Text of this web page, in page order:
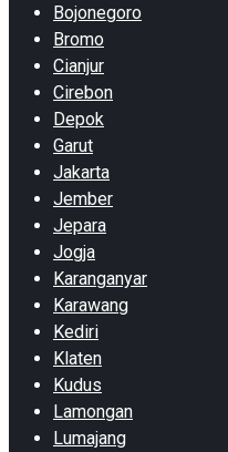
Bojonegoro
Bromo
Cianjur
Cirebon
Depok
Garut
Jakarta
Jember
Jepara
Jogja
Karanganyar
Karawang
Kediri
Klaten
Kudus
Lamongan
Lumajang